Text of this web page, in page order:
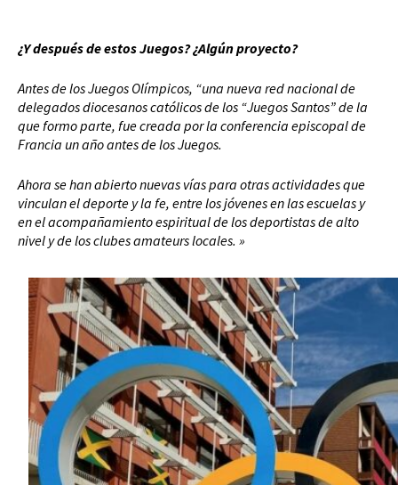
¿Y después de estos Juegos? ¿Algún proyecto?
Antes de los Juegos Olímpicos, “una nueva red nacional de
delegados diocesanos católicos de los “Juegos Santos” de la
que formo parte, fue creada por la conferencia episcopal de
Francia un año antes de los Juegos.
Ahora se han abierto nuevas vías para otras actividades que
vinculan el deporte y la fe, entre los jóvenes en las escuelas y
en el acompañamiento espiritual de los deportistas de alto
nivel y de los clubes amateurs locales. »